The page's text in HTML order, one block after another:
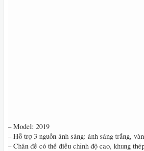
– Model: 2019
– Hỗ trợ 3 nguồn ánh sáng: ánh sáng trắng,
– Chân đế có thể điều chỉnh độ cao, khung